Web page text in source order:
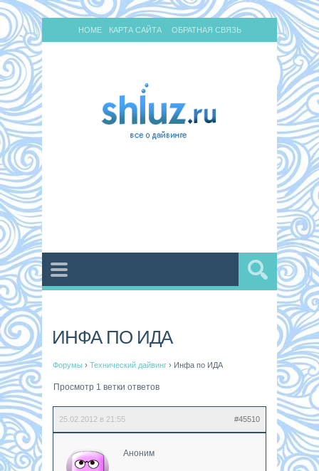
HOME КАРТА САЙТА ОБРАТНАЯ СВЯЗЬ
ИНФА ПО ИДА
Форумы › Технический дайвинг › Инфа по ИДА
Просмотр 1 ветки ответов
25.02.2012 в 21:55 #45510
Аноним